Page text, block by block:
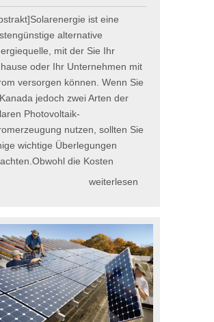
ist eine
alternative
mit der Sie Ihr
oder Ihr Unternehmen mit
versorgen können. Wenn Sie
jedoch zwei Arten der
Photovoltaik-
nutzen, sollten Sie
wichtige Überlegungen
die Kosten
weiterlesen